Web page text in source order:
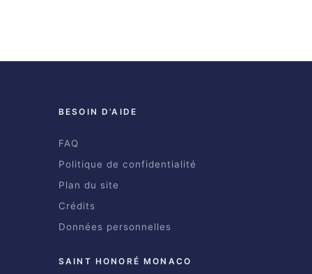
BESOIN D’AIDE
FAQ
Politique de confidentialité
Plan du site
Crédits
Données personnelles
SAINT HONORÉ MONACO